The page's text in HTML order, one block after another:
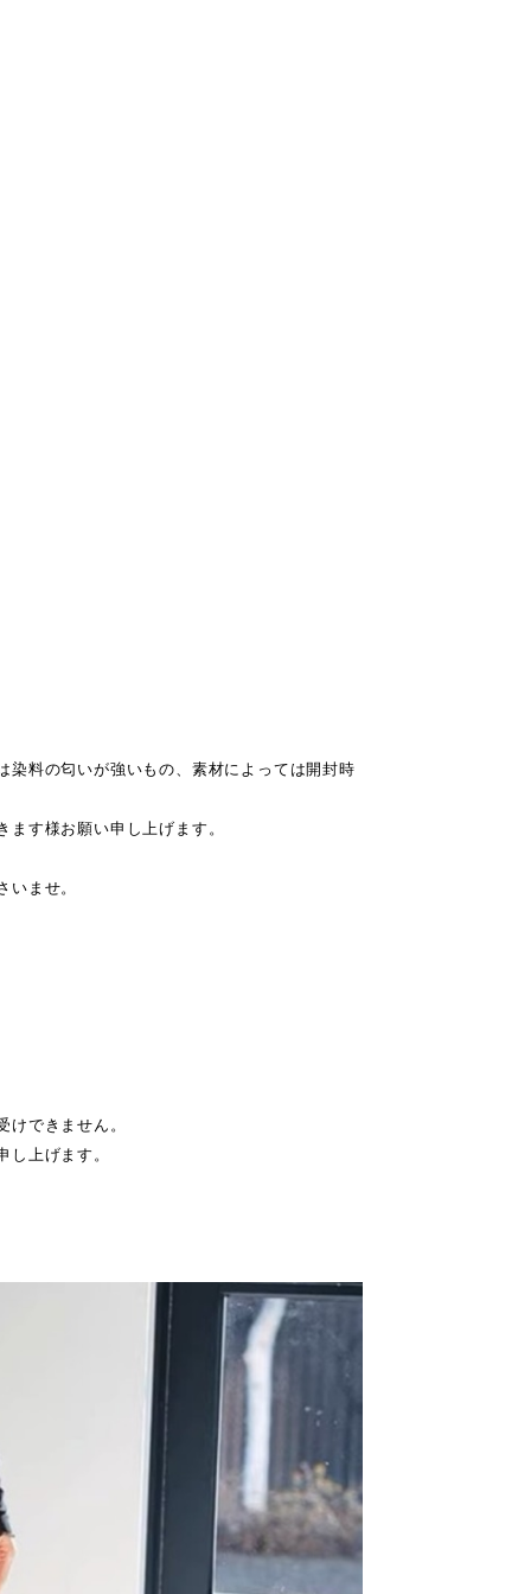
染料の匂いが強いもの、素材によっては開封時
す様お願い申し上げます。
ませ。
できません。
上げます。